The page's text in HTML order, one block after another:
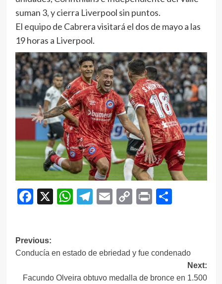
suman 3, y cierra Liverpool sin puntos.
El equipo de Cabrera visitará el dos de mayo a las
19 horas a Liverpool.
Facebook
X WhatsApp
Telegram
EmailCopy
Print
Navegación
de
entradas
Previous:
Conducía en estado de ebriedad y fue condenado
Next:
Facundo Olveira obtuvo medalla de bronce en 1.500